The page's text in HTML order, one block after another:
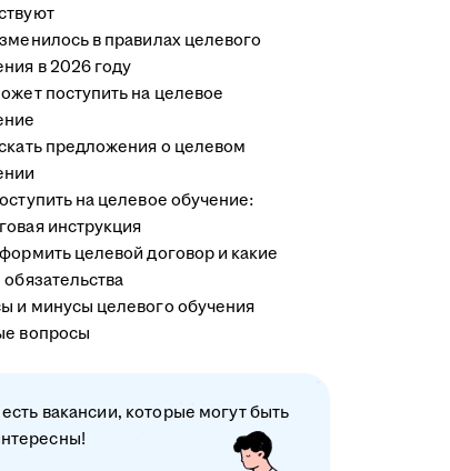
в правилах целевого
в 2026 году
поступить на целевое
предложения о целевом
на целевое обучение:
инструкция
целевой договор и какие
и минусы целевого обучения
вопросы
вакансии, которые могут быть